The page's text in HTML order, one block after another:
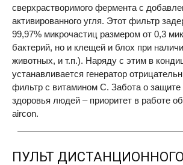
сверхрастворимого фермента с
активированного угля. Этот фильтр
99,97% микрочастиц размером от 0,3
бактерий, но и клещей и блох при
животных, и т.п.). Наряду с этим в
устанавливается генератор
фильтр с витамином С. Забота о защите
здоровья людей – приоритет в работе
aircon.
ПУЛЬТ ДИСТАНЦИОННОГО